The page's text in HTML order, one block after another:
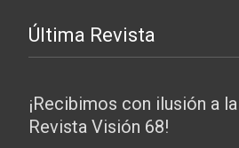
Última Revista
¡Recibimos con ilusión a
Revista Visión 68!